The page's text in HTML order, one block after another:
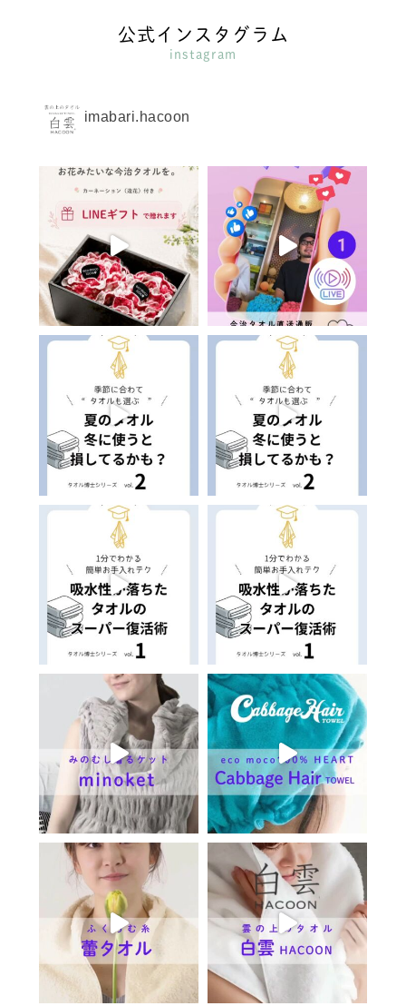
公式インスタグラム
instagram
imabari.hacoon